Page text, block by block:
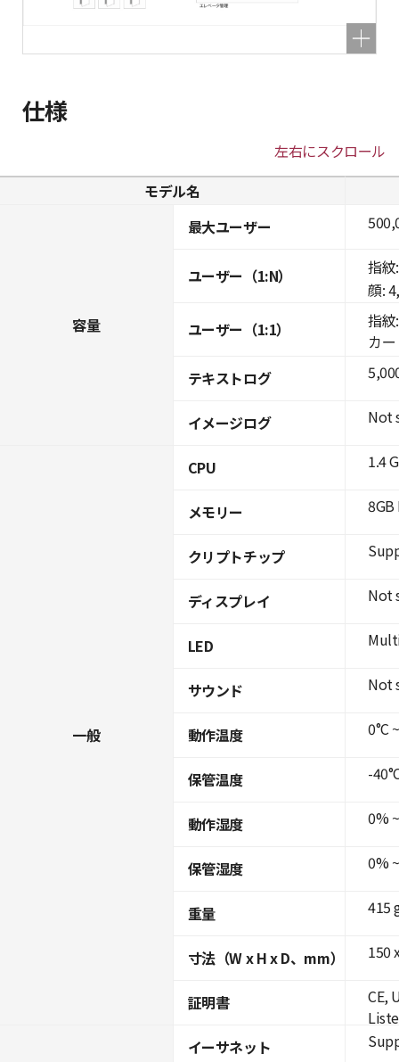
仕様
左右にスクロール
モデル名
容量
最大ユーザー
ユーザー（1:N）
ユーザー（1:1）
テキストログ
イメージログ
一般
CPU
メモリー
クリプトチップ
ディスプレイ
LED
サウンド
動作温度
保管温度
動作湿度
保管湿度
重量
寸法（W x H x D、mm）
証明書
イーサネット
指紋
顔:
指紋
カ
Not
1.4
8GB
Not
Not
0°C
-
0%
0%
415
150
CE,